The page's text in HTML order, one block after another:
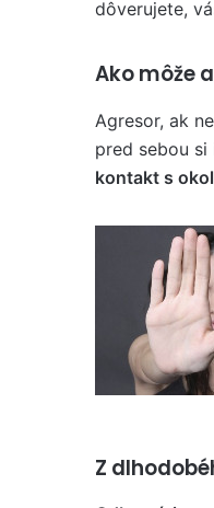
dôverujete,
Ako môže
Agresor, ak
pred sebou
kontakt s
Z